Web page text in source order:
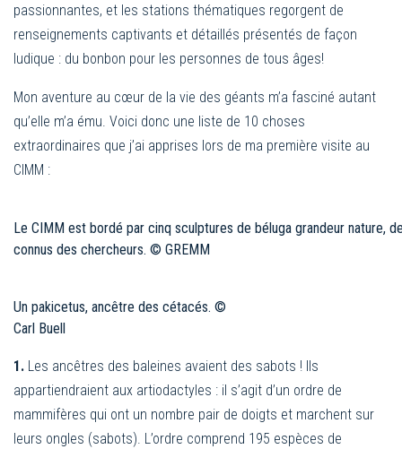
passionnantes, et les stations thématiques regorgent de
renseignements captivants et détaillés présentés de façon
ludique : du bonbon pour les personnes de tous âges!
Mon aventure au cœur de la vie des géants m’a fasciné autant
qu’elle m’a ému. Voici donc une liste de 10 choses
extraordinaires que j’ai apprises lors de ma première visite au
CIMM :
Le CIMM est bordé par cinq sculptures de béluga grandeur nature,
connus des chercheurs. © GREMM
Un pakicetus, ancêtre des cétacés. ©
Carl Buell
1. Les ancêtres des baleines avaient des sabots ! Ils
appartiendraient aux artiodactyles : il s’agit d’un ordre de
mammifères qui ont un nombre pair de doigts et marchent sur
leurs ongles (sabots). L’ordre comprend 195 espèces de